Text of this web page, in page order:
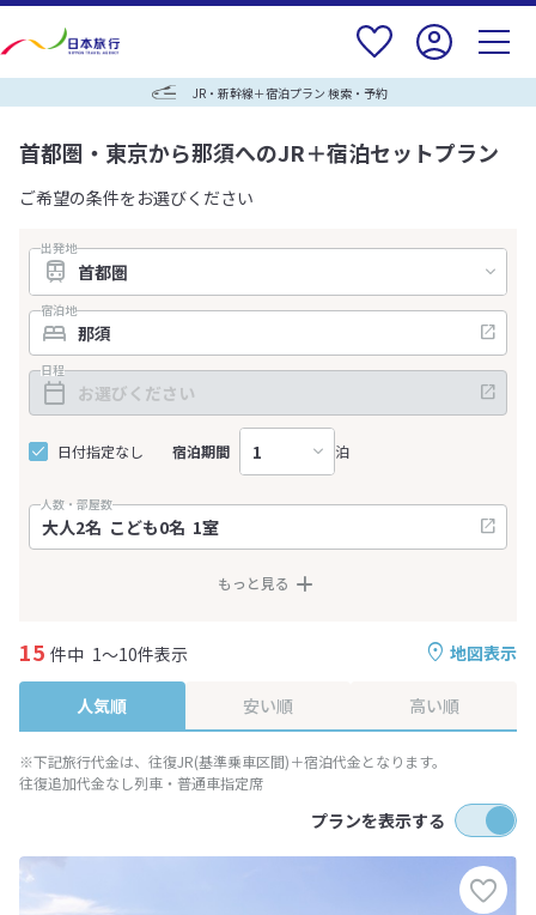
JR・新幹線＋宿泊プラン 検索・予約
首都圏・東京から那須へのJR＋宿泊セットプラン
ご希望の条件をお選びください
出発地
宿泊地
日程
日付指定なし 宿泊期間 泊
人数・部屋数
もっと見る
地図表示
15 件中 1～10件表示
人気順 安い順 高い順
※下記旅行代金は、往復JR(基準乗車区間)＋宿泊代金となります。
往復追加代金なし列車・普通車指定席
プランを表示する